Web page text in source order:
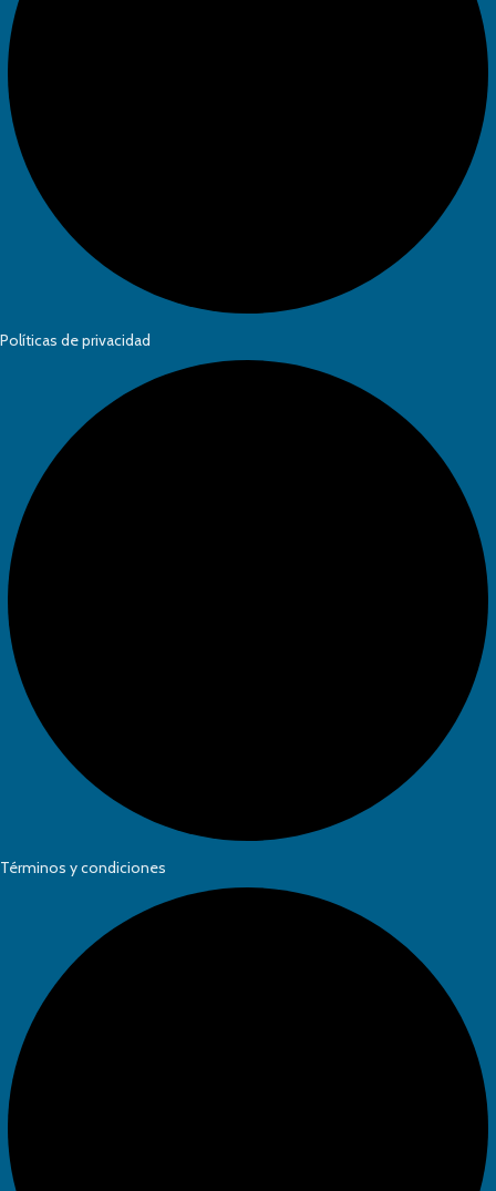
Políticas de privacidad
Términos y condiciones